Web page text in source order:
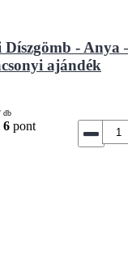
Díszgömb - Anya
ajándék
db
6 pont